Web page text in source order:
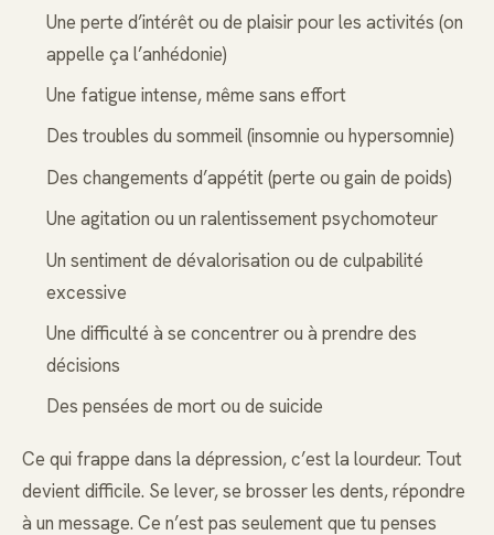
Une perte d’intérêt ou de plaisir pour les activités (on
appelle ça l’anhédonie)
Une fatigue intense, même sans effort
Des troubles du sommeil (insomnie ou hypersomnie)
Des changements d’appétit (perte ou gain de poids)
Une agitation ou un ralentissement psychomoteur
Un sentiment de dévalorisation ou de culpabilité
excessive
Une difficulté à se concentrer ou à prendre des
décisions
Des pensées de mort ou de suicide
Ce qui frappe dans la dépression, c’est la lourdeur. Tout
devient difficile. Se lever, se brosser les dents, répondre
à un message. Ce n’est pas seulement que tu penses